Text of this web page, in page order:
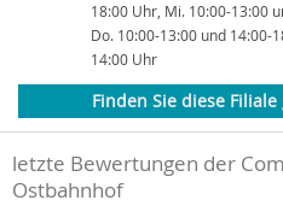
18:00 Uhr, Mi. 10:00-13:00
Do. 10:00-13:00 und 14:00-
14:00 Uhr
Finden Sie diese
letzte Bewertungen der
Ostbahnhof